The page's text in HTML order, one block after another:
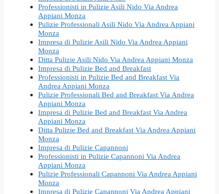
Professionisti in Pulizie Asili Nido Via Andrea
Appiani Monza
Pulizie Professionali Asili Nido Via Andrea Appiani
Monza
Impresa di Pulizie Asili Nido Via Andrea Appiani
Monza
Ditta Pulizie Asili Nido Via Andrea Appiani Monza
Impresa di Pulizie Bed and Breakfast
Professionisti in Pulizie Bed and Breakfast Via
Andrea Appiani Monza
Pulizie Professionali Bed and Breakfast Via Andrea
Appiani Monza
Impresa di Pulizie Bed and Breakfast Via Andrea
Appiani Monza
Ditta Pulizie Bed and Breakfast Via Andrea Appiani
Monza
Impresa di Pulizie Capannoni
Professionisti in Pulizie Capannoni Via Andrea
Appiani Monza
Pulizie Professionali Capannoni Via Andrea Appiani
Monza
Impresa di Pulizie Capannoni Via Andrea Appiani